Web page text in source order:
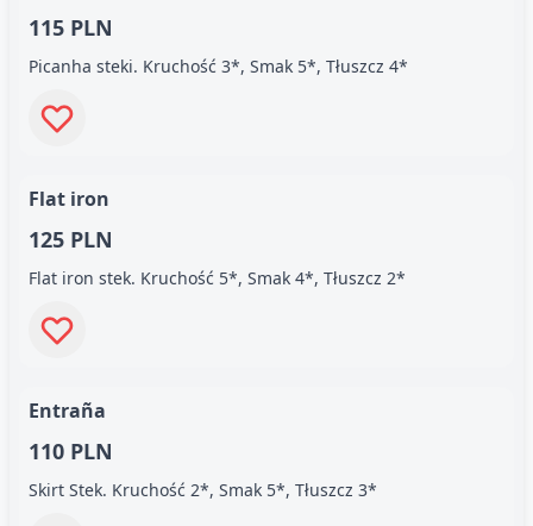
115 PLN
Picanha steki. Kruchość 3*, Smak 5*, Tłuszcz 4*
Flat iron
125 PLN
Flat iron stek. Kruchość 5*, Smak 4*, Tłuszcz 2*
Entraña
110 PLN
Skirt Stek. Kruchość 2*, Smak 5*, Tłuszcz 3*